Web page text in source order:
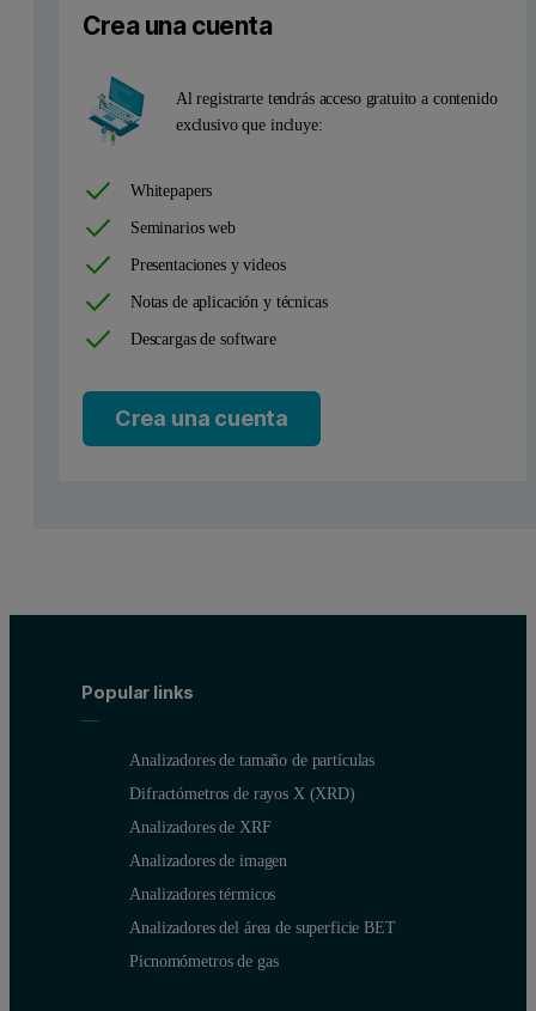
Crea una cuenta
Al registrarte tendrás acceso gratuito a contenido
exclusivo que incluye:
Whitepapers
Seminarios web
Presentaciones y videos
Notas de aplicación y técnicas
Descargas de software
Crea una cuenta
Popular links
Analizadores de tamaño de partículas
Difractómetros de rayos X (XRD)
Analizadores de XRF
Analizadores de imagen
Analizadores térmicos
Analizadores del área de superficie BET
Picnomómetros de gas